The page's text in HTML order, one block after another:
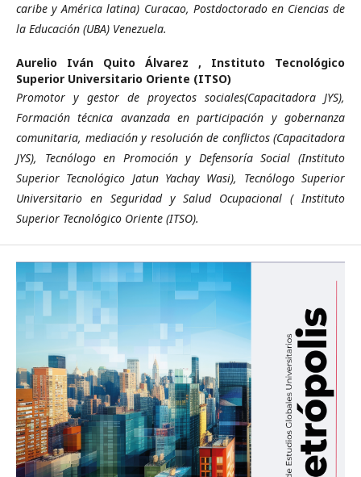
caribe y América latina) Curacao, Postdoctorado en Ciencias de
la Educación (UBA) Venezuela.
Aurelio Iván Quito Álvarez , Instituto Tecnológico
Superior Universitario Oriente (ITSO)
Promotor y gestor de proyectos sociales(Capacitadora JYS),
Formación técnica avanzada en participación y gobernanza
comunitaria, mediación y resolución de conflictos (Capacitadora
JYS), Tecnólogo en Promoción y Defensoría Social (Instituto
Superior Tecnológico Jatun Yachay Wasi), Tecnólogo Superior
Universitario en Seguridad y Salud Ocupacional ( Instituto
Superior Tecnológico Oriente (ITSO).